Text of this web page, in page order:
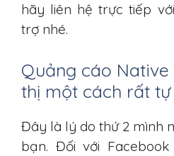
hãy liên hệ trực tiếp
trợ nhé.
Quảng cáo
thị một cách rất tự
Đây là lý do thứ 2 mình
bạn. Đối với